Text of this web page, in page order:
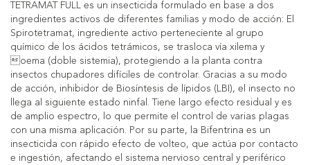
TETRAMAT FULL es un insecticida formulado en base a dos
ingredientes activos de diferentes familias y modo de acción: El
Spirotetramat, ingrediente activo perteneciente al grupo
químico de los ácidos tetrámicos, se trasloca vía xilema y
oema (doble sistemia), protegiendo a la planta contra
insectos chupadores difíciles de controlar. Gracias a su modo
de acción, inhibidor de Biosíntesis de lípidos (LBI), el insecto no
llega al siguiente estado ninfal. Tiene largo efecto residual y es
de amplio espectro, lo que permite el control de varias plagas
con una misma aplicación. Por su parte, la Bifentrina es un
insecticida con rápido efecto de volteo, que actúa por contacto
e ingestión, afectando el sistema nervioso central y periférico